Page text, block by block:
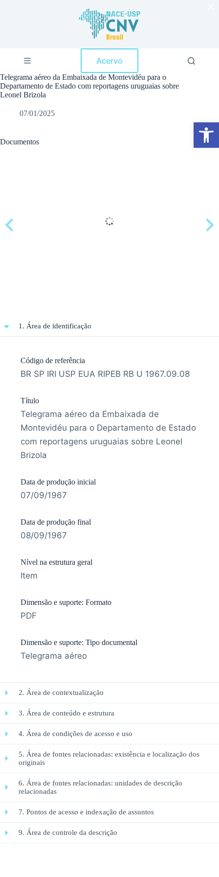
Abrir a barra de ferramentas
a
o
c
ú
Acervo
Telegrama aéreo da Embaixada de Montevidéu para o
Departamento de Estado com reportagens uruguaias sobre
Leonel Brizola
07/01/2025
Documentos
1. Área de identificação
Código de referência
BR SP IRI USP EUA RIPEB RB U 1967.09.08
Título
Telegrama aéreo da Embaixada de
Montevidéu para o Departamento de Estado
com reportagens uruguaias sobre Leonel
Brizola
Data de produção inicial
07/09/1967
Data de produção final
08/09/1967
Nível na estrutura geral
Item
Dimensão e suporte: Formato
PDF
Dimensão e suporte: Tipo documental
Telegrama aéreo
2. Área de contextualização
3. Área de conteúdo e estrutura
4. Área de condições de acesso e uso
5. Área de fontes relacionadas: existência e localização dos
originais
6. Área de fontes relacionadas: unidades de descrição
relacionadas
7. Pontos de acesso e indexação de assuntos
9. Área de controle da descrição